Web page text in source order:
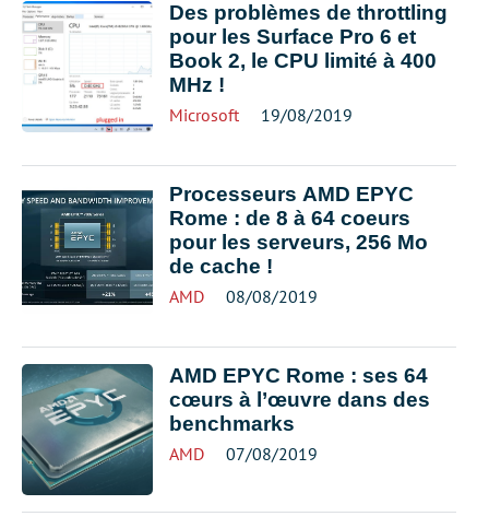
Des problèmes de throttling
pour les Surface Pro 6 et
Book 2, le CPU limité à 400
MHz !
Microsoft 19/08/2019
Processeurs AMD EPYC
Rome : de 8 à 64 coeurs
pour les serveurs, 256 Mo
de cache !
AMD 08/08/2019
AMD EPYC Rome : ses 64
cœurs à l’œuvre dans des
benchmarks
AMD 07/08/2019